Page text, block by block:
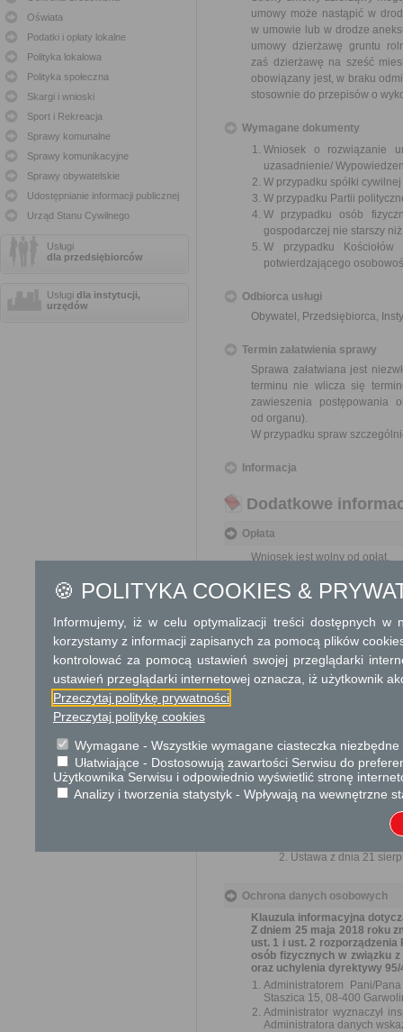
Oświata
Podatki i opłaty lokalne
Polityka lokalowa
Polityka społeczna
Skargi i wnioski
Sport i Rekreacja
Sprawy komunalne
Sprawy komunikacyjne
Sprawy obywatelskie
Udostępnianie informacji publicznej
Urząd Stanu Cywilnego
Usługi
dla przedsiębiorców
Usługi dla instytucji,
urzędów
umowy może nastąpić w
w umowie lub w drodze
umowy dzierżawę gruntu
zaś dzierżawę na sześć
obowiązany jest, w braku
stosownie do przepisów o
Wymagane dokumenty
Wniosek o rozwiązanie
uzasadnienie/
W przypadku spółki
W przypadku Partii
W przypadku osób
gospodarczej nie starszy
W przypadku
potwierdzającego
Odbiorca usługi
Obywatel, Przedsiębiorca,
Termin załatwienia sprawy
Sprawa załatwiana jest
terminu nie wlicza się
zawieszenia postępowania
od organu).
W przypadku spraw
Informacja
Dodatkowe
Opłata
Wniosek jest wolny od opłat.
Tryb odwoławczy
Brak
Skargi i wnioski
Przedmiotem skargi może
usprawnienie pracy i
Organ właściwy dla
miesiąca.
Ustawa z dnia 21
Ochrona danych osobowych
Klauzula informacyjna
Z dniem 25 maja 2018 roku
ust. 1 i ust. 2
osób fizycznych w związku
oraz uchylenia dyrektywy 95/
Administratorem Pani/
Staszica 15, 08-400
Administrator wyznaczył
Administratora danych
🍪 POLITYKA COOKIES &
Informujemy, iż w celu optymalizacji treści dostępnych w
korzystamy z informacji zapisanych za pomocą plików
kontrolować za pomocą ustawień swojej przeglądarki
ustawień przeglądarki internetowej oznacza, iż użytkownik
Przeczytaj politykę prywatności
Przeczytaj politykę cookies
Wymagane - Wszystkie wymagane ciasteczka
Ułatwiające - Dostosowują zawartości Serwisu do
Użytkownika Serwisu i odpowiednio wyświetlić stronę
Analizy i tworzenia statystyk - Wpływają na wewnętrzne